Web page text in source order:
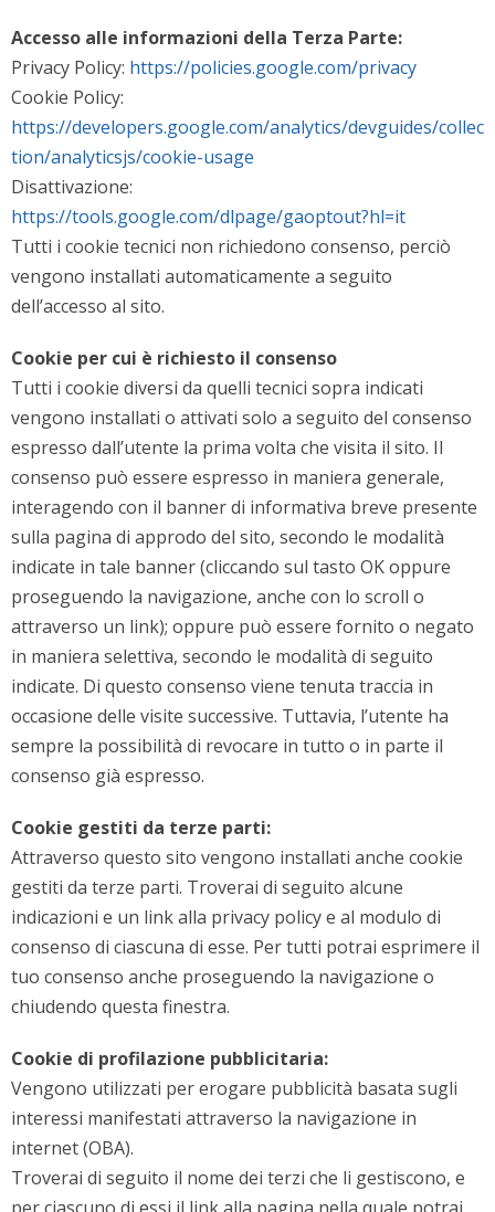
Accesso alle informazioni della Terza Parte:
Privacy Policy: https://policies.google.com/privacy
Cookie Policy:
https://developers.google.com/analytics/devguides/collec
tion/analyticsjs/cookie-usage
Disattivazione:
https://tools.google.com/dlpage/gaoptout?hl=it
Tutti i cookie tecnici non richiedono consenso, perciò
vengono installati automaticamente a seguito
dell’accesso al sito.
Cookie per cui è richiesto il consenso
Tutti i cookie diversi da quelli tecnici sopra indicati
vengono installati o attivati solo a seguito del consenso
espresso dall’utente la prima volta che visita il sito. Il
consenso può essere espresso in maniera generale,
interagendo con il banner di informativa breve presente
sulla pagina di approdo del sito, secondo le modalità
indicate in tale banner (cliccando sul tasto OK oppure
proseguendo la navigazione, anche con lo scroll o
attraverso un link); oppure può essere fornito o negato
in maniera selettiva, secondo le modalità di seguito
indicate. Di questo consenso viene tenuta traccia in
occasione delle visite successive. Tuttavia, l’utente ha
sempre la possibilità di revocare in tutto o in parte il
consenso già espresso.
Cookie gestiti da terze parti:
Attraverso questo sito vengono installati anche cookie
gestiti da terze parti. Troverai di seguito alcune
indicazioni e un link alla privacy policy e al modulo di
consenso di ciascuna di esse. Per tutti potrai esprimere il
tuo consenso anche proseguendo la navigazione o
chiudendo questa finestra.
Cookie di profilazione pubblicitaria:
Vengono utilizzati per erogare pubblicità basata sugli
interessi manifestati attraverso la navigazione in
internet (OBA).
Troverai di seguito il nome dei terzi che li gestiscono, e